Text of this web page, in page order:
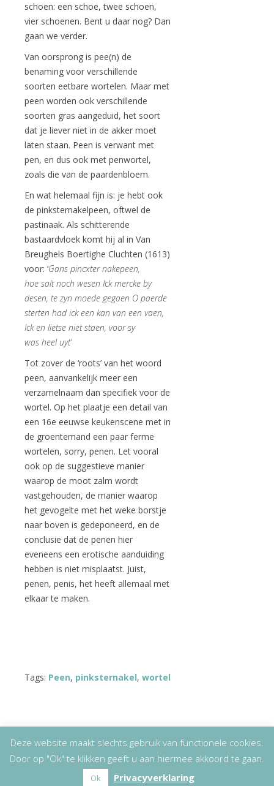
schoen: een schoe, twee schoen,
vier schoenen. Bent u daar nog? Dan
gaan we verder.
Van oorsprong is pee(n) de
benaming voor verschillende
soorten eetbare wortelen. Maar met
peen worden ook verschillende
soorten gras aangeduid, het soort
dat je liever niet in de akker moet
laten staan. Peen is verwant met
pen, en dus ook met penwortel,
zoals die van de paardenbloem.
En wat helemaal fijn is: je hebt ook
de pinksternakelpeen, oftwel de
pastinaak. Als schitterende
bastaardvloek komt hij al in Van
Breughels Boertighe Cluchten (1613)
voor: ‘Gans pincxter nakepeen,
hoe salt noch wesen Ick mercke by
desen, te zyn moede gegaen O paerde
sterten had ick een kan van een vaen,
Ick en lietse niet staen, voor sy
was heel uyt’
Tot zover de ‘roots’ van het woord
peen, aanvankelijk meer een
verzamelnaam dan specifiek voor de
wortel. Op het plaatje een detail van
een 16e eeuwse keukenscene met in
de groentemand een paar ferme
wortelen, sorry, penen. Let vooral
ook op de suggestieve manier
waarop de moot zalm wordt
vastgehouden, de manier waarop
het gevogelte met het weke borstje
naar boven is gedeponeerd, en de
conclusie dat de penen hier
eveneens een erotische aanduiding
hebben is niet misplaatst. Juist,
penen, penis, het heeft allemaal met
elkaar te maken.
Tags: Peen, pinksternakel, wortel
Copyright© 2026Lizet Kruyff| Disclaimer
Deze website maakt slechts gebruik van functionele cookies.
Door op "Ok" te klikken geeft u aan hiermee akkoord te gaan.
Ok Privacyverklaring